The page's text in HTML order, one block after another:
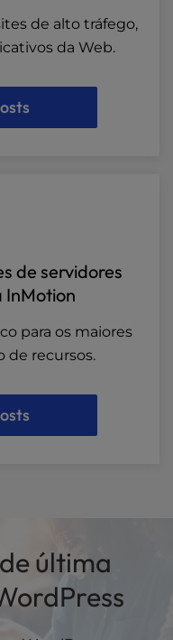
de alto tráfego,
da Web.
de servidores
InMotion
para os maiores
de recursos.
última